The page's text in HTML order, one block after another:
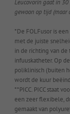
Leucovorin gaat in
gewoon op tijd (maar
*De FOLFusor is
met de juiste
in de richting van
infuuskatheter. Op
poliklinisch (buiten
wordt de kuur
**PICC. PICC staat
een zeer flexibele,
gemaakt van